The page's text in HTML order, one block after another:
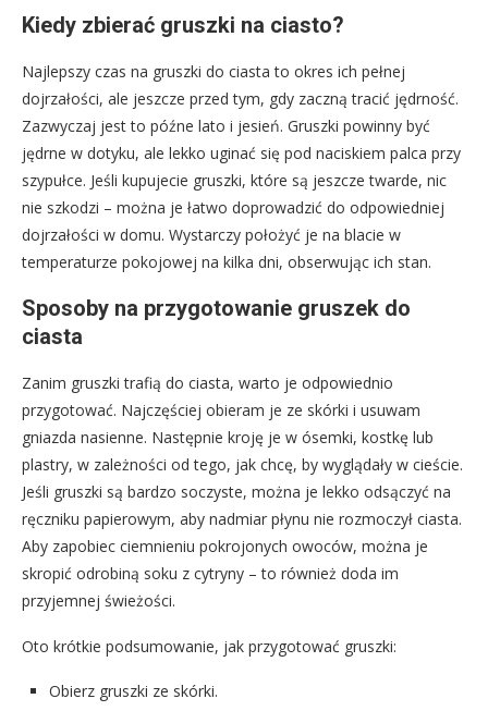
Kiedy zbierać gruszki na ciasto?
Najlepszy czas na gruszki do ciasta to okres ich pełnej
dojrzałości, ale jeszcze przed tym, gdy zaczną tracić jędrność.
Zazwyczaj jest to późne lato i jesień. Gruszki powinny być
jędrne w dotyku, ale lekko uginać się pod naciskiem palca przy
szypułce. Jeśli kupujecie gruszki, które są jeszcze twarde, nic
nie szkodzi – można je łatwo doprowadzić do odpowiedniej
dojrzałości w domu. Wystarczy położyć je na blacie w
temperaturze pokojowej na kilka dni, obserwując ich stan.
Sposoby na przygotowanie gruszek do
ciasta
Zanim gruszki trafią do ciasta, warto je odpowiednio
przygotować. Najczęściej obieram je ze skórki i usuwam
gniazda nasienne. Następnie kroję je w ósemki, kostkę lub
plastry, w zależności od tego, jak chcę, by wyglądały w cieście.
Jeśli gruszki są bardzo soczyste, można je lekko odsączyć na
ręczniku papierowym, aby nadmiar płynu nie rozmoczył ciasta.
Aby zapobiec ciemnieniu pokrojonych owoców, można je
skropić odrobiną soku z cytryny – to również doda im
przyjemnej świeżości.
Oto krótkie podsumowanie, jak przygotować gruszki:
Obierz gruszki ze skórki.